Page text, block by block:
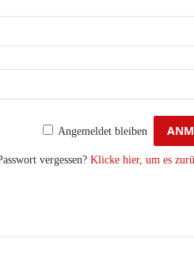
Angemeldet bleiben
vergessen? Klicke hier, um es